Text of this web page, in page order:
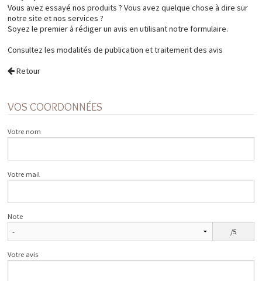
Vous avez essayé nos produits ? Vous avez quelque chose à dire sur
notre site et nos services ?
Soyez le premier à rédiger un avis en utilisant notre formulaire.
Consultez lesmodalités de publication et traitement des avis
Retour
VOS COORDONNÉES
Votre nom
Votre mail
Note
/5
Votre avis